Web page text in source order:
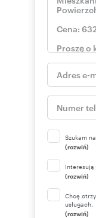
Szukam
(rozwiń)
(rozwiń)
Chcę
usługach.
(rozwiń)